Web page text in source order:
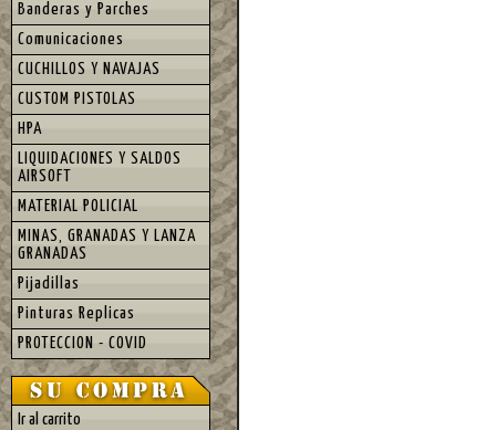
Banderas y Parches
Comunicaciones
CUCHILLOS Y NAVAJAS
CUSTOM PISTOLAS
HPA
LIQUIDACIONES Y SALDOS
AIRSOFT
MATERIAL POLICIAL
MINAS, GRANADAS Y LANZA
GRANADAS
Pijadillas
Pinturas Replicas
PROTECCION - COVID
Ir al carrito